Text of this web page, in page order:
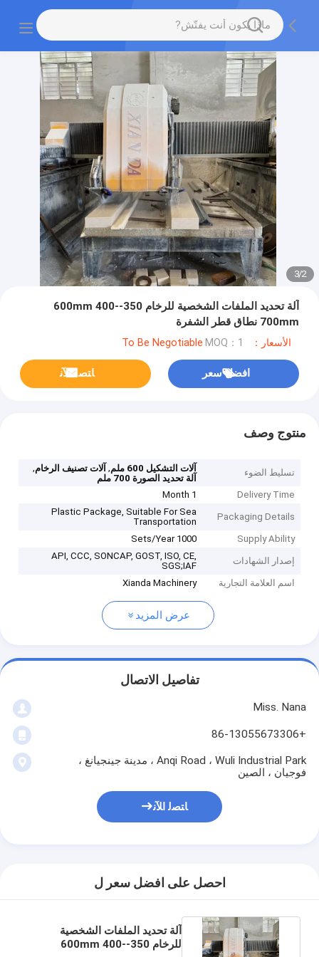
2
/
3
آلة تحديد الملفات الشخصية للرخام 350-600mm 400-
700mm نطاق قطر الشفرة
الأسعار：To Be Negotiable MOQ：1
افضل سعر ﺎﺘﺼﻟ ﺍﻶﻧ
منتوج وصف
تسليط الضوء آلات التشكيل 600 ملم , آلات تصنيف الرخام,
آلة تحديد الصورة 700 ملم
Delivery Time
1 Month
Packaging Details
Plastic Package, Suitable For Sea
Transportation
Supply Ability
1000 Sets/Year
إصدار الشهادات
API, CCC, SONCAP, GOST, ISO, CE,
SGS;IAF
اسم العلامة التجارية
Xianda Machinery
عرض المزيد
تفاصيل الاتصال
Miss. Nana
+86-13055673306
Anqi Road ، Wuli Industrial Park ، مدينة جينجيانغ ،
فوجيان ، الصين
ﺎﺘﺼﻟ ﺍﻶﻧ
احصل على افضل سعر ل
آلة تحديد الملفات الشخصية
للرخام 350-600mm 400-